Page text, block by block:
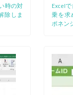
時の対
除しま
Excel
乗を求
ポネン